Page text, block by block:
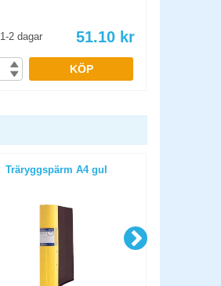
1-2 dagar 51.10 kr
KÖP
Träryggspärm A4 gul